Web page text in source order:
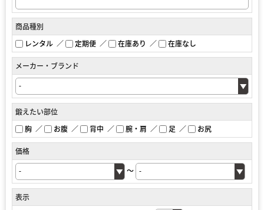
商品種別
レンタル
定期便 在庫あり 在庫なし
メーカー・ブランド
鍛えたい部位
胸
お腹 背中 腕・肩 足 お尻
価格
～
表示